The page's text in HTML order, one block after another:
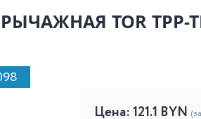
TOR ТРР-
Цена:121.1 BYN